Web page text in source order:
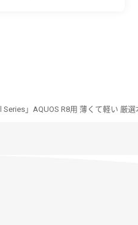
Series」AQUOS R8用 薄くて軽い 厳